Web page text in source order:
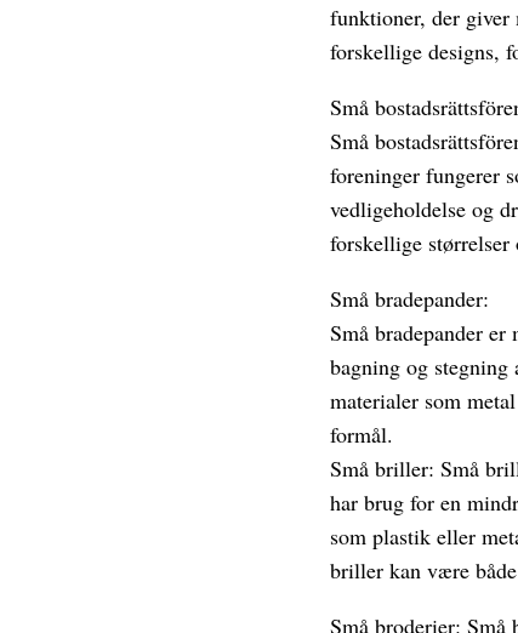
funktioner, der giver
forskellige designs,
Små
Små
foreninger fungerer
vedligeholdelse og
forskellige
Små bradepander:
Små bradepander
bagning og
materialer som
formål.
Små briller: Små
har brug for en
som plastik eller
briller kan være
Små broderier: Små